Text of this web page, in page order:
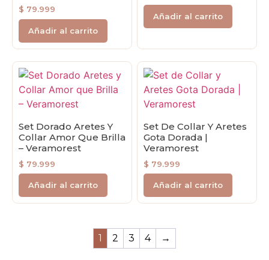
$ 79.999
Añadir al carrito
Añadir al carrito
Set Dorado Aretes Y
Collar Amor Que Brilla
– Veramorest
$ 79.999
Añadir al carrito
Set De Collar Y Aretes
Gota Dorada |
Veramorest
$ 79.999
Añadir al carrito
1 2 3 4 →